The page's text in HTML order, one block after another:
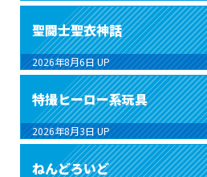
聖闘士聖衣神話
2026年8月6日 UP
特撮ヒーロー系玩具
2026年8月3日 UP
ねんどろいど